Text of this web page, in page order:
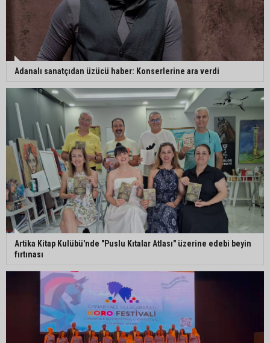
Eski polis memuru Ergün Karakaya’nın
öldürüldüğü silahlı kavganın görüntüleri ortaya
çıktı
İmamoğlu’nda hijyen ve etiket kontrolü
Mustafa Özkan: "Yüreğir Belediye Başkan
Vekilliği seçimine ilişkin hukuki süreç başlatıldı"
Adanalı sanatçıdan üzücü haber: Konserlerine ara verdi
Artika Kitap Kulübü'nde "Puslu Kıtalar Atlası" üzerine edebi beyin
fırtınası